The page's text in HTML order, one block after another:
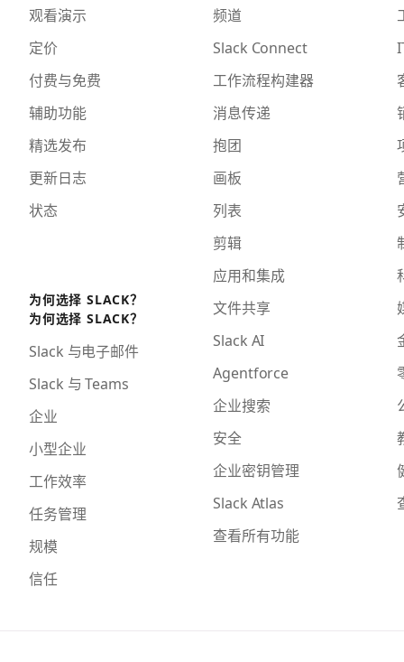
观看演示
定价
付费与免费
辅助功能
精选发布
更新日志
状态
为何选择 SLACK？
为何选择 SLACK？
Slack 与电子邮件
Slack 与 Teams
企业
小型企业
工作效率
任务管理
规模
信任
频道
Slack Connect
工作流程构建器
消息传递
抱团
画板
列表
剪辑
应用和集成
文件共享
Slack AI
Agentforce
企业搜索
安全
企业密钥管理
Slack Atlas
查看所有功能